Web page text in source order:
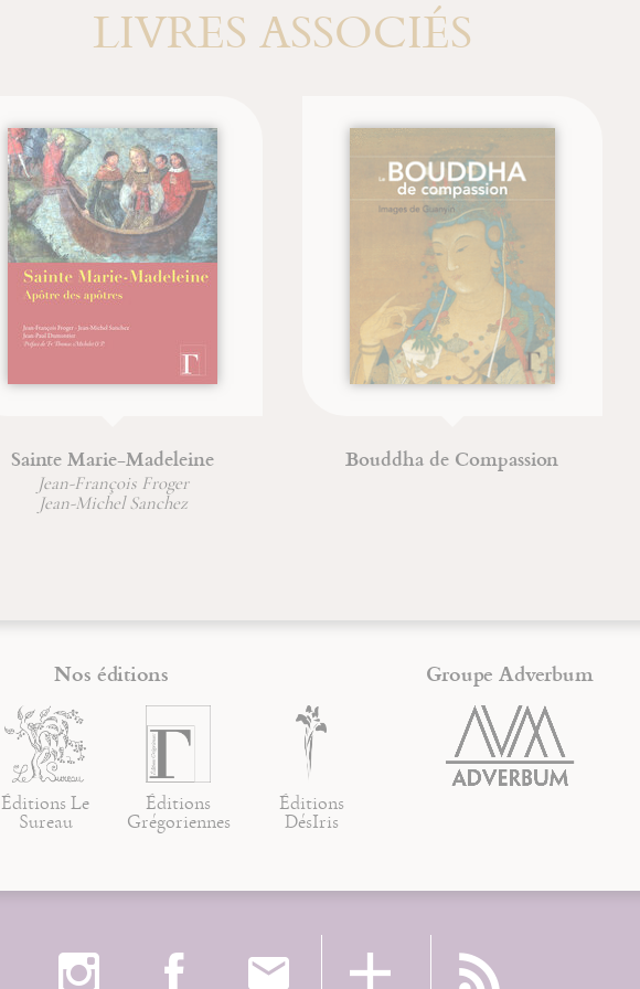
LIVRES ASSOCIÉS
Bouddha de Compassion Le tatouage à travers le
monde
Nos éditions
Éditions Le
Sureau
Éditions
Grégoriennes
Éditions
DésIris
Groupe Adverbum